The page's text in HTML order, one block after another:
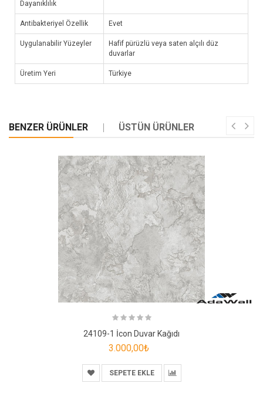
Dayanıklılık
Antibakteriyel Özellik Evet
Uygulanabilir Yüzeyler
Hafif pürüzlü veya saten alçılı düz
duvarlar
Üretim Yeri Türkiye
BENZER ÜRÜNLER ÜSTÜN ÜRÜNLER
24109-1 İcon Duvar Kağıdı
3.000,00₺
SEPETE EKLE